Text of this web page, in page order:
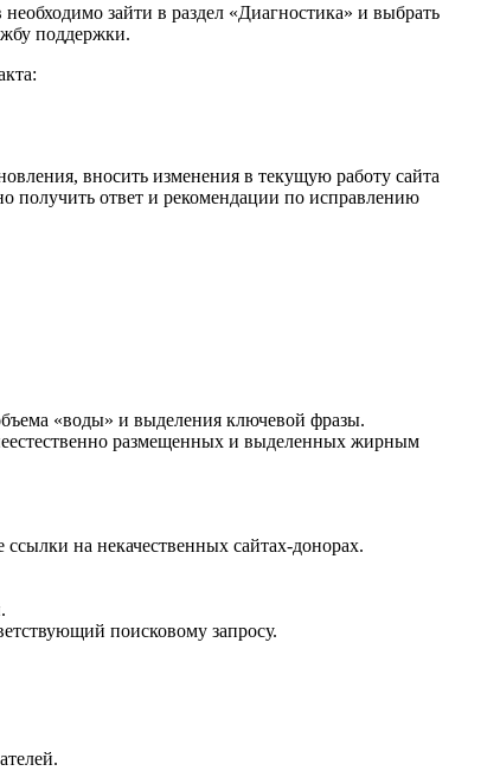
зайти в раздел «Диагностика» и выбрать
поддержки.
вносить изменения в текущую работу сайта
получить ответ и рекомендации по исправлению
«воды» и выделения ключевой фразы.
размещенных и выделенных жирным
на некачественных сайтах-донорах.
поисковому запросу.